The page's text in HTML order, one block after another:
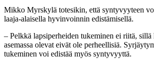
Mikko Myrskylä totesikin, että syntyvyyteen
laaja-alaisella hyvinvoinnin edistämisellä.
– Pelkkä lapsiperheiden tukeminen ei riitä, sillä
asemassa olevat eivät ole perheellisiä.
tukeminen voi edistää myös syntyvyyttä.